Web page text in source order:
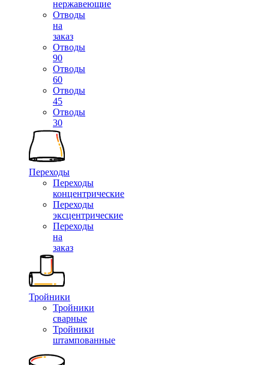
нержавеющие
Отводы
на
заказ
Отводы
90
Отводы
60
Отводы
45
Отводы
30
Переходы
Переходы
концентрические
Переходы
эксцентрические
Переходы
на
заказ
Тройники
Тройники
сварные
Тройники
штампованные